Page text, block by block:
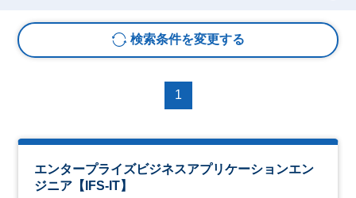
検索条件を変更する
1
エンタープライズビジネスアプリケーションエン
ジニア【IFS-IT】